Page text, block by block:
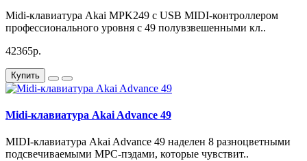
Midi-клавиатура Akai MPK249 с USB MIDI-контроллером
профессионального уровня с 49 полувзвешенными кл..
42365р.
Купить
Midi-клавиатура Akai Advance 49
MIDI-клавиатура Akai Advance 49 наделен 8 разноцветными
подсвечиваемыми MPC-пэдами, которые чувствит..